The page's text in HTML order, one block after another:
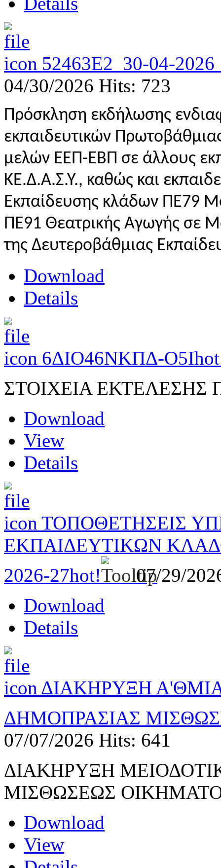
52463Ε2_30-04-
04/30/2026 Hits: 723
Πρόσκληση εκδήλωσης
εκπαιδευτικών
μελών ΕΕΠ-ΕΒΠ σε άλλους
ΚΕ.Δ.Α.Σ.Υ., καθώς και
Εκπαίδευσης κλάδων ΠΕ79
ΠΕ91 Θεατρικής Αγωγής σε
της Δευτεροβάθμιας
Download
Details
6ΔΙΟ46ΝΚΠΔ-Ο5Ι
ΣΤΟΙΧΕΙΑ
Download
View
Details
ΤΟΠΟΘΕΤΗΣΕΙΣ
ΕΚΠΑΙΔΕΥΤΙΚΩΝ
2026-27hot!
07/29/
Download
Details
ΔΙΑΚΗΡΥΞΗ
ΔΗΜΟΠΡΑΣΙΑΣ
07/07/2026 Hits: 641
ΔΙΑΚΗΡΥΞΗ
ΜΙΣΘΩΣΕΩΣ
Download
View